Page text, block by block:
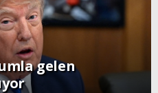
gelen